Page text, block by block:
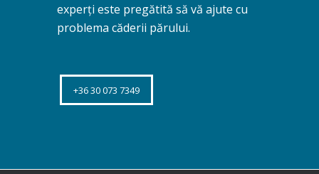
experți este pregătită să vă ajute cu
problema căderii părului.
+36 30 073 7349